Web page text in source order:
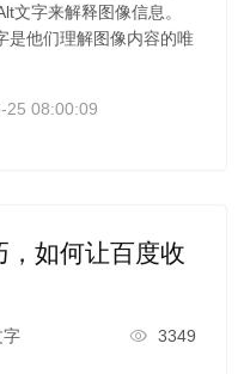
文字来解释图像信息。
是他们理解图像内容的唯
25 08:00:09
，如何让百度收
字 3349